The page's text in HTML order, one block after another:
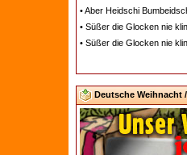
• Aber Heidschi
• Süßer die Glocken nie
• Süßer die Glocken nie
Deutsche Weihnacht